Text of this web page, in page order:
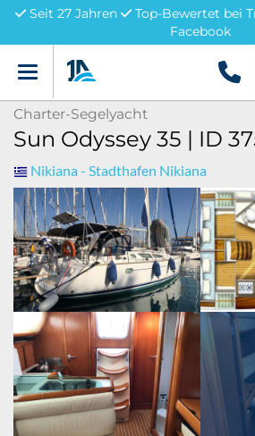
Seit 27 Jahren
Top-Bewertet bei
Facebook
Menü
Charter-Segelyacht
Sun Odyssey 35 | ID
Nikiana - Stadthafen Nikiana